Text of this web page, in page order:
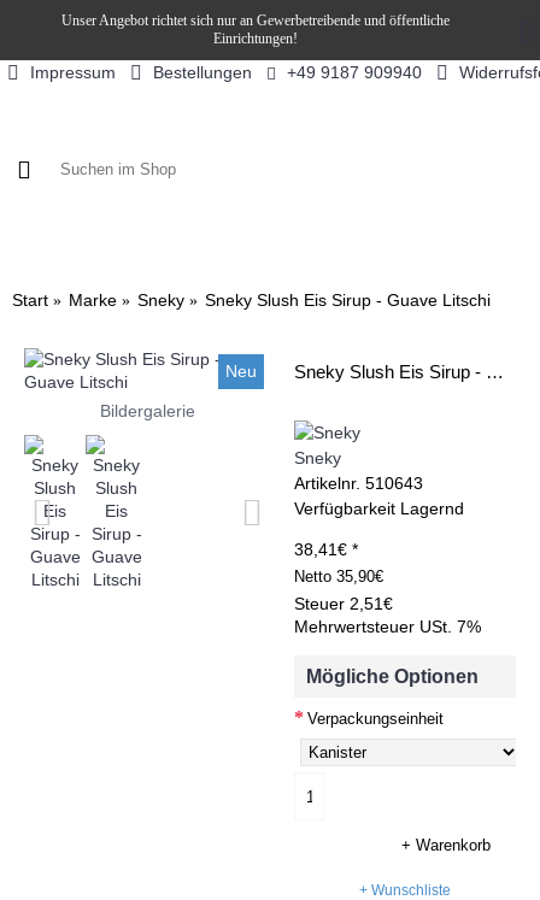
Unser Angebot richtet sich nur an Gewerbetreibende und öffentliche
Einrichtungen!
Impressum Bestellungen +49 9187 909940
Start Marke Sneky Sneky Slush Eis Sirup - Guave Litschi
Neu
Bildergalerie
Sneky Slush Eis Sirup - Guave Litschi
Sneky
Artikelnr. 510643
Verfügbarkeit Lagernd
38,41€ *
Netto 35,90€
Steuer 2,51€
Mehrwertsteuer USt. 7%
Mögliche Optionen
Verpackungseinheit
+ Warenkorb
+ Wunschliste